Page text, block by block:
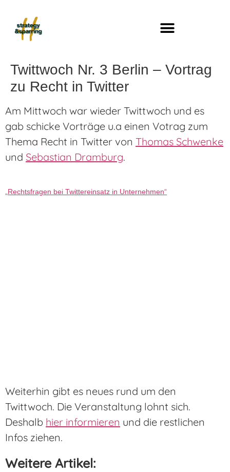
Twittwoch Nr. 3 Berlin – Vortrag
zu Recht in Twitter
Am Mittwoch war wieder Twittwoch und es
gab schicke Vorträge u.a einen Votrag zum
Thema Recht in Twitter von Thomas Schwenke
und Sebastian Dramburg.
„Rechtsfragen bei Twittereinsatz in Unternehmen“
Weiterhin gibt es neues rund um den
Twittwoch. Die Veranstaltung lohnt sich.
Deshalb hier informieren und die restlichen
Infos ziehen.
Weitere Artikel: